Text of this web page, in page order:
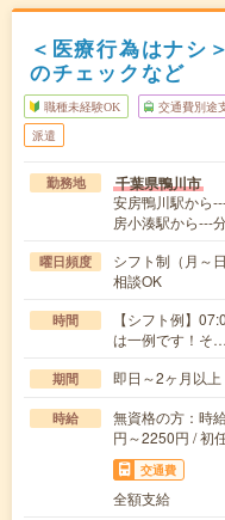
＜医療行為はナシ
のチェックなど
職種未経験OK 交通費別途
派遣
勤務地 千葉県鴨川市
安房鴨川駅から
房小湊駅から---
曜日頻度
シフト制（月～
相談OK
時間
【シフト例】
は一例です！そ…
期間 即日～2ヶ月以上
時給
無資格の方：時
円～2250円 / 初
交通費
全額支給